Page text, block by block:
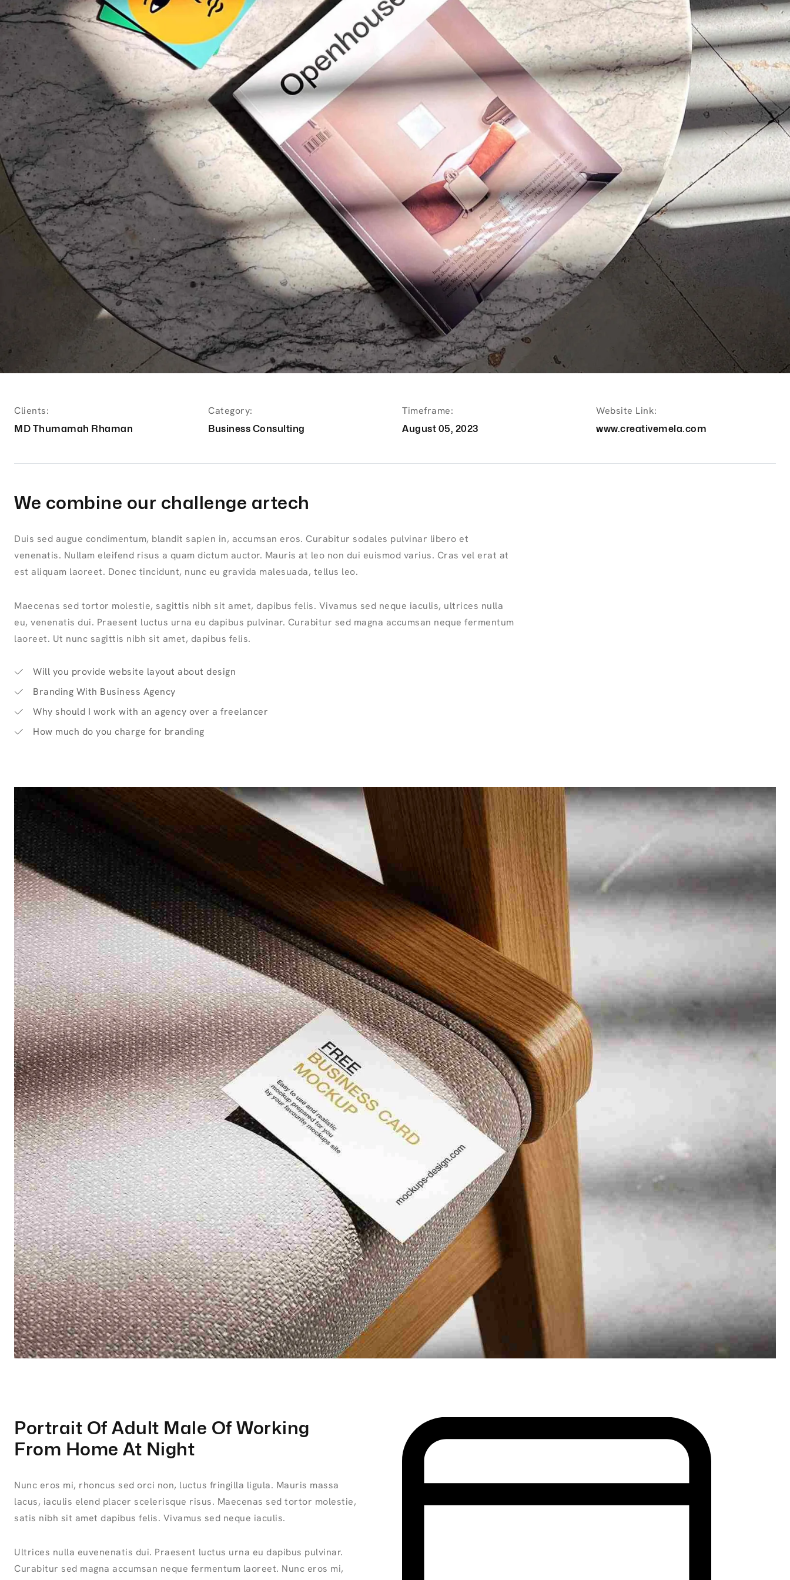
Clients:
MD Thumamah Rhaman
Category:
Business Consulting
Timeframe:
August 05, 2023
Website Link:
www.creativemela.com
We combine our challenge artech
Duis sed augue condimentum, blandit sapien in, accumsan eros. Curabitur sodales pulvinar libero et
venenatis. Nullam eleifend risus a quam dictum auctor. Mauris at leo non dui euismod varius. Cras vel erat at
est aliquam laoreet. Donec tincidunt, nunc eu gravida malesuada, tellus leo.
Maecenas sed tortor molestie, sagittis nibh sit amet, dapibus felis. Vivamus sed neque iaculis, ultrices nulla
eu, venenatis dui. Praesent luctus urna eu dapibus pulvinar. Curabitur sed magna accumsan neque fermentum
laoreet. Ut nunc sagittis nibh sit amet, dapibus felis.
Will you provide website layout about design
Branding With Business Agency
Why should I work with an agency over a freelancer
How much do you charge for branding
Portrait Of Adult Male Of Working
From Home At Night
Nunc eros mi, rhoncus sed orci non, luctus fringilla ligula. Mauris massa
lacus, iaculis elend placer scelerisque risus. Maecenas sed tortor molestie,
satis nibh sit amet dapibus felis. Vivamus sed neque iaculis.
Ultrices nulla euvenenatis dui. Praesent luctus urna eu dapibus pulvinar.
Curabitur sed magna accumsan neque fermentum laoreet. Nunc eros mi,